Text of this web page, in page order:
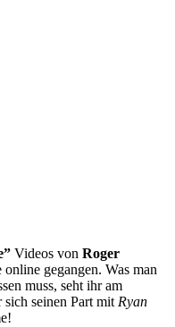
Videos von Roger
gegangen. Was man
muss, seht ihr am
seinen Part mit Ryan